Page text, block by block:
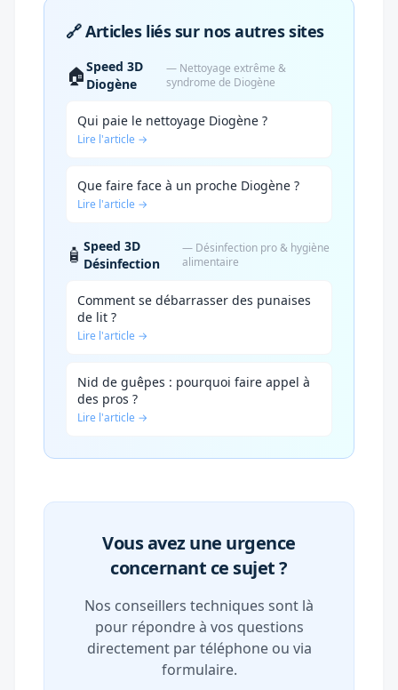
🔗 Articles liés sur nos autres sites
🏠Speed 3D
Diogène
— Nettoyage extrême &
syndrome de Diogène
Qui paie le nettoyage Diogène ?
Lire l'article →
Que faire face à un proche Diogène ?
Lire l'article →
🧴 Speed 3D
Désinfection
— Désinfection pro & hygiène
alimentaire
Comment se débarrasser des punaises
de lit ?
Lire l'article →
Nid de guêpes : pourquoi faire appel à
des pros ?
Lire l'article →
Vous avez une urgence
concernant ce sujet ?
Nos conseillers techniques sont là
pour répondre à vos questions
directement par téléphone ou via
formulaire.